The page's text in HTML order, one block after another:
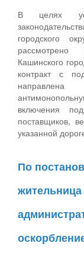
В целях
городского
рассмотрено
Кашинского
контракт с
включения
поставщиков,
указанной
По